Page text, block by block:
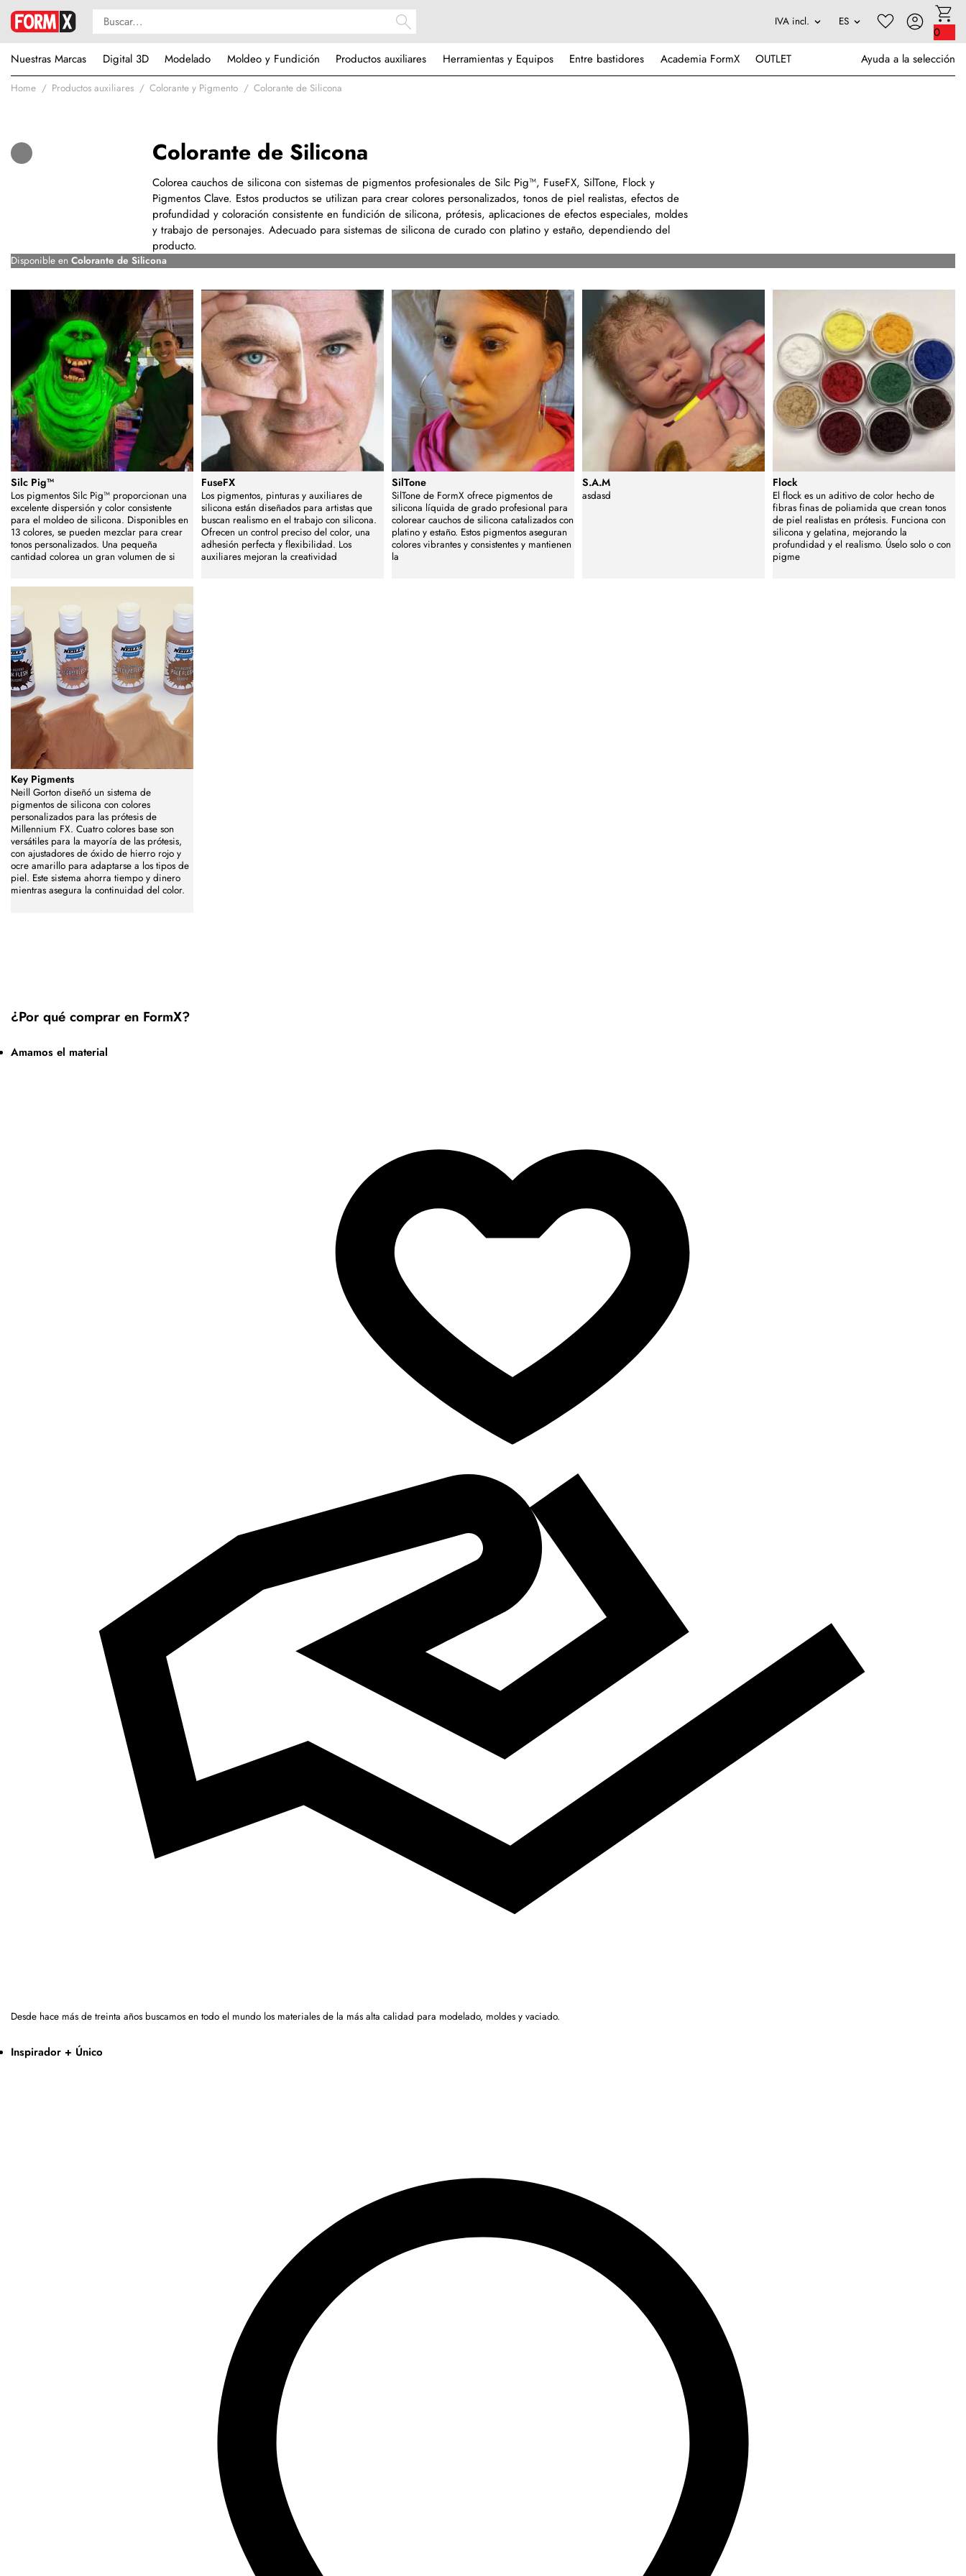
0
Nuestras Marcas
Digital 3D Modelado Moldeo y Fundición Productos auxiliares Herramientas y Equipos Entre bastidores Academia FormX OUTLET Ayuda a la selección
Home Productos auxiliares Colorante y Pigmento Colorante de Silicona
Colorante de Silicona
Colorea cauchos de silicona con sistemas de pigmentos profesionales de Silc Pig™, FuseFX, SilTone, Flock y
Pigmentos Clave. Estos productos se utilizan para crear colores personalizados, tonos de piel realistas, efectos de
profundidad y coloración consistente en fundición de silicona, prótesis, aplicaciones de efectos especiales, moldes
y trabajo de personajes. Adecuado para sistemas de silicona de curado con platino y estaño, dependiendo del
producto.
Disponible en Colorante de Silicona
Silc Pig™
Los pigmentos Silc Pig™ proporcionan una
excelente dispersión y color consistente
para el moldeo de silicona. Disponibles en
13 colores, se pueden mezclar para crear
tonos personalizados. Una pequeña
cantidad colorea un gran volumen de si
FuseFX
Los pigmentos, pinturas y auxiliares de
silicona están diseñados para artistas que
buscan realismo en el trabajo con silicona.
Ofrecen un control preciso del color, una
adhesión perfecta y flexibilidad. Los
auxiliares mejoran la creatividad
SilTone
SilTone de FormX ofrece pigmentos de
silicona líquida de grado profesional para
colorear cauchos de silicona catalizados con
platino y estaño. Estos pigmentos aseguran
colores vibrantes y consistentes y mantienen
la
S.A.M
asdasd
Flock
El flock es un aditivo de color hecho de
fibras finas de poliamida que crean tonos
de piel realistas en prótesis. Funciona con
silicona y gelatina, mejorando la
profundidad y el realismo. Úselo solo o con
pigme
Key Pigments
Neill Gorton diseñó un sistema de
pigmentos de silicona con colores
personalizados para las prótesis de
Millennium FX. Cuatro colores base son
versátiles para la mayoría de las prótesis,
con ajustadores de óxido de hierro rojo y
ocre amarillo para adaptarse a los tipos de
piel. Este sistema ahorra tiempo y dinero
mientras asegura la continuidad del color.
¿Por qué comprar en FormX?
Amamos el material
Desde hace más de treinta años buscamos en todo el mundo los materiales de la más alta calidad para modelado, moldes y vaciado.
Inspirador + Único